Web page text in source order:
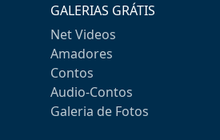
GALERIAS GRÁTIS
Net Videos
Amadores
Contos
Audio-Contos
Galeria de Fotos